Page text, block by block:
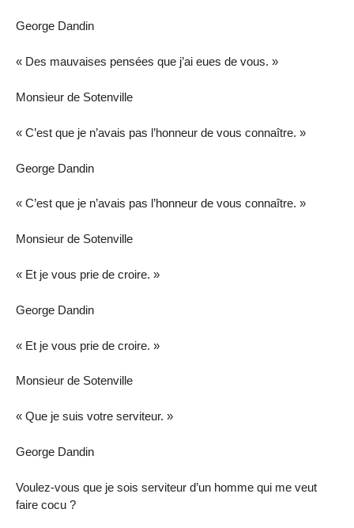
George Dandin
« Des mauvaises pensées que j’ai eues de vous. »
Monsieur de Sotenville
« C’est que je n’avais pas l’honneur de vous connaître. »
George Dandin
« C’est que je n’avais pas l’honneur de vous connaître. »
Monsieur de Sotenville
« Et je vous prie de croire. »
George Dandin
« Et je vous prie de croire. »
Monsieur de Sotenville
« Que je suis votre serviteur. »
George Dandin
Voulez-vous que je sois serviteur d’un homme qui me veut
faire cocu ?